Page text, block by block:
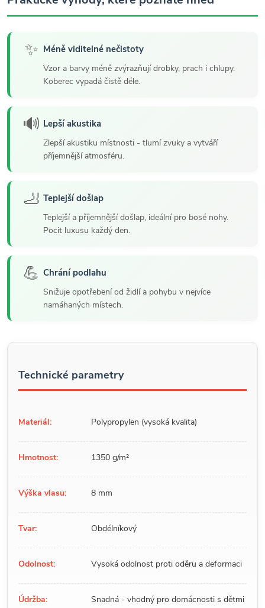
✨ Méně viditelné nečistoty
Vzor a barvy méně zvýrazňují drobky, prach i chlupy.
Koberec vypadá čistě déle.
🔊 Lepší akustika
Zlepší akustiku místnosti - tlumí zvuky a vytváří
příjemnější atmosféru.
🦶 Teplejší došlap
Teplejší a příjemnější došlap, ideální pro bosé nohy.
Pocit luxusu každý den.
💪 Chrání podlahu
Snižuje opotřebení od židlí a pohybu v nejvíce
namáhaných místech.
Technické parametry
Materiál: Polypropylen (vysoká kvalita)
Hmotnost: 1350 g/m²
Výška vlasu: 8 mm
Tvar: Obdélníkový
Odolnost: Vysoká odolnost proti oděru a deformaci
Údržba:
Snadná - vhodný pro domácnosti s dětmi